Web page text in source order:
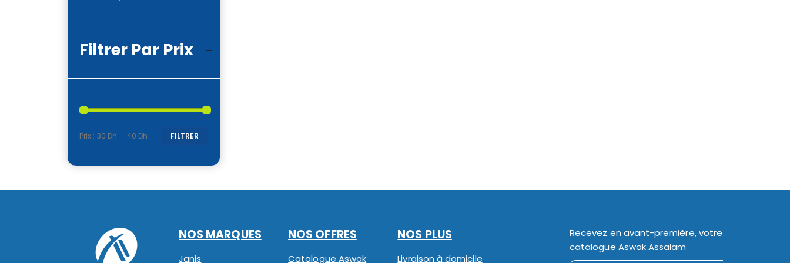
Filtrer Par Prix
FILTRER
Prix : 30 Dh — 40 Dh
NOS MARQUES
Janis
NOS OFFRES
Catalogue Aswak
NOS PLUS
Livraison à domicile
Recevez en avant-première, votre
catalogue Aswak Assalam